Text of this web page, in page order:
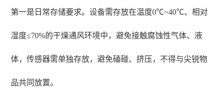
第一是日常存储要求。设备需存放在温度0℃~40℃、相对
湿度≤70%的干燥通风环境中，避免接触腐蚀性气体、液
体，传感器需单独存放，避免磕碰、挤压，不得与尖锐物
品共同放置。